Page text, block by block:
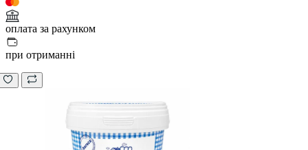
оплата за рахунком
при отриманні